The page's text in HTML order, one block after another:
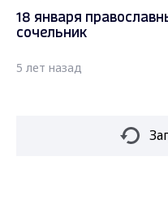
18 января
сочельник
5 лет назад